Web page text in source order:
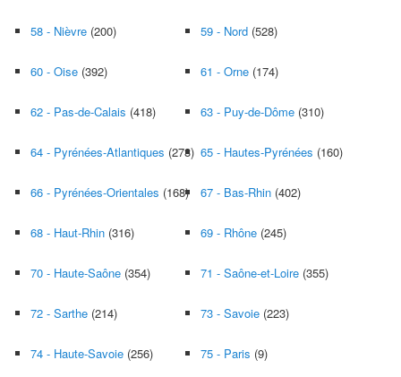
58 - Nièvre (200) 59 - Nord (528)
60 - Oise (392) 61 - Orne (174)
62 - Pas-de-Calais (418) 63 - Puy-de-Dôme (310)
64 - Pyrénées-Atlantiques (273) 65 - Hautes-Pyrénées (160)
66 - Pyrénées-Orientales (168) 67 - Bas-Rhin (402)
68 - Haut-Rhin (316) 69 - Rhône (245)
70 - Haute-Saône (354) 71 - Saône-et-Loire (355)
72 - Sarthe (214) 73 - Savoie (223)
74 - Haute-Savoie (256) 75 - Paris (9)